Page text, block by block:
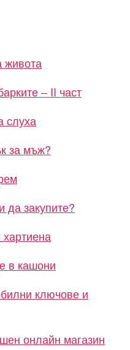
живота
– II част
слуха
за мъж?
да закупите?
в кашони
ключове и
онлайн магазин